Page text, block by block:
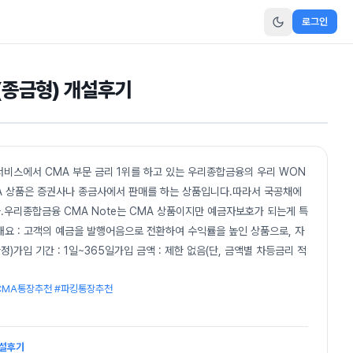
로그인
금형) 개설후기
스에서 CMA 부문 금리 1위를 하고 있는 우리종합금융의 우리 WON
은 증권사나 종금사에서 판매를 하는 상품입니다.따라서 국공채에
우리종합금융 CMA Note는 CMA 상품이지만 예금자보호가 되는게 특
: 고객의 예금을 발행어음으로 전환하여 수익률을 높인 상품으로, 자
)가입 기간 : 1일~365일가입 금액 : 제한 없음(단, 금액별 차등금리 적
통장추천 #파킹통장추천
후기